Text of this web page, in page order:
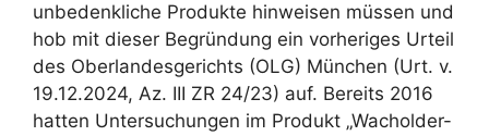
unbedenkliche Produkte hinweisen müssen und
hob mit dieser Begründung ein vorheriges Urteil
des Oberlandesgerichts (OLG) München (Urt. v.
19.12.2024, Az. III ZR 24/23) auf. Bereits 2016
hatten Untersuchungen im Produkt „Wacholder-